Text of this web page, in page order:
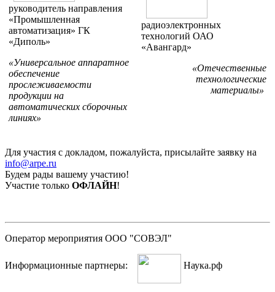
руководитель направления
«Промышленная
автоматизация» ГК
«Диполь»
«Универсальное аппаратное
обеспечение
прослеживаемости
продукции на
автоматических сборочных
линиях»
радиоэлектронных
технологий ОАО
«Авангард»
«Отечественные
технологические
материалы»
Для участия с докладом, пожалуйста, присылайте заявку на
info@arpe.ru
Будем рады вашему участию!
Участие только ОФЛАЙН!
Оператор мероприятия ООО "СОВЭЛ"
Информационные партнеры: Наука.рф